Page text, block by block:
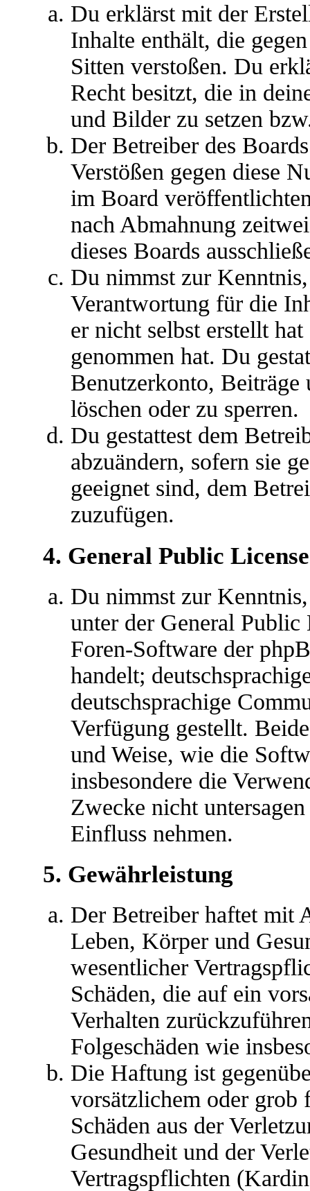
Du erklärst mit der
Inhalte enthält, die
Sitten verstoßen. Du
Recht besitzt, die in
und Bilder zu setzen
Der Betreiber des
Verstößen gegen diese
im Board
nach Abmahnung
dieses Boards
Du nimmst zur
Verantwortung für die
er nicht selbst erstellt
genommen hat. Du
Benutzerkonto,
löschen oder zu sperren.
Du gestattest dem
abzuändern, sofern sie
geeignet sind, dem
zuzufügen.
4. General Public License
Du nimmst zur
unter der General
Foren-Software der
handelt;
deutschsprachige
Verfügung gestellt.
und Weise, wie die
insbesondere die
Zwecke nicht
Einfluss nehmen.
5. Gewährleistung
Der Betreiber haftet mit
Leben, Körper und
wesentlicher
Schäden, die auf ein
Verhalten
Folgeschäden wie
Die Haftung ist
vorsätzlichem oder grob
Schäden aus der
Gesundheit und der
Vertragspflichten